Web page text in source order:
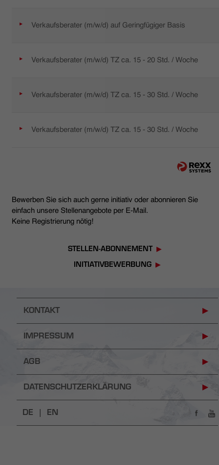
Verkaufsberater (m/w/d) auf Geringfügiger Basis
Verkaufsberater (m/w/d) TZ ca. 15 - 20 Std. / Woche
Verkaufsberater (m/w/d) TZ ca. 15 - 30 Std. / Woche
Verkaufsberater (m/w/d) TZ ca. 15 - 30 Std. / Woche
Bewerben Sie sich auch gerne initiativ oder abonnieren Sie
einfach unsere Stellenangebote per E-Mail.
Keine Registrierung nötig!
STELLEN-ABONNEMENT
INITIATIVBEWERBUNG
KONTAKT
IMPRESSUM
AGB
DATENSCHUTZERKLÄRUNG
DE | EN